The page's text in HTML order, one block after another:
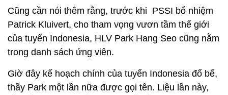
Cũng cần nói thêm rằng, trước khi PSSI bổ nhiệm
Patrick Kluivert, cho tham vọng vươn tầm thế giới
của tuyển Indonesia, HLV Park Hang Seo cũng nằm
trong danh sách ứng viên.
Giờ đây kế hoạch chính của tuyển Indonesia đổ bể,
thầy Park một lần nữa được gọi tên. Liệu lần này,